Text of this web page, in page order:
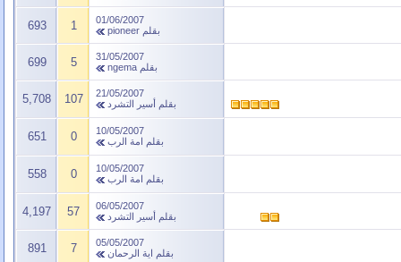
01/06/2007
بقلم pioneer
1
693
31/05/2007
بقلم ngema
5
699
21/05/2007
بقلم أسير التشرد 107
5,708
10/05/2007
بقلم امة الرب 0
651
10/05/2007
بقلم امة الرب 0
558
06/05/2007
بقلم أسير التشرد 57
4,197
05/05/2007
بقلم اية الرحمان 7
891